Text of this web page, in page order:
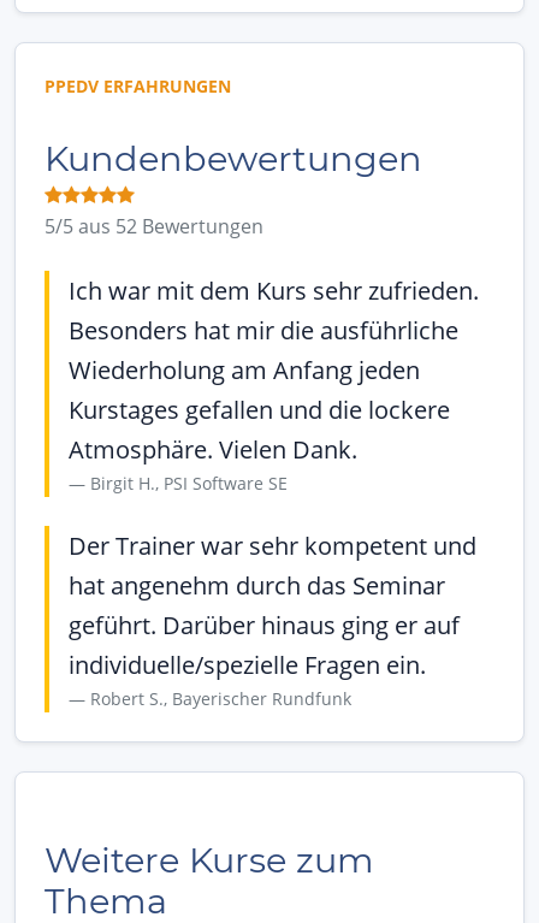
PPEDV ERFAHRUNGEN
Kundenbewertungen
5/5 aus 52 Bewertungen
Ich war mit dem Kurs sehr zufrieden.
Besonders hat mir die ausführliche
Wiederholung am Anfang jeden
Kurstages gefallen und die lockere
Atmosphäre. Vielen Dank.
Birgit H., PSI Software SE
Der Trainer war sehr kompetent und
hat angenehm durch das Seminar
geführt. Darüber hinaus ging er auf
individuelle/spezielle Fragen ein.
Robert S., Bayerischer Rundfunk
Weitere Kurse zum
Thema